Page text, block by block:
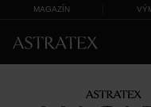
MAGAZÍN